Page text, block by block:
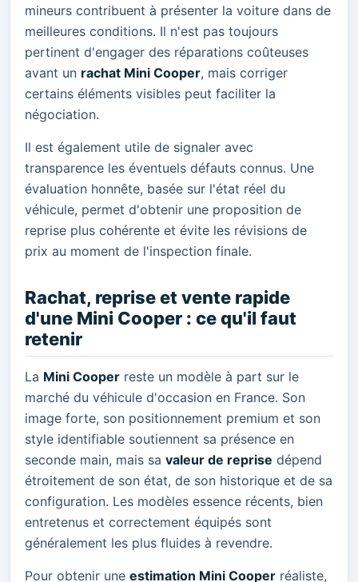
mineurs contribuent à présenter la voiture dans de
meilleures conditions. Il n'est pas toujours
pertinent d'engager des réparations coûteuses
avant un rachat Mini Cooper, mais corriger
certains éléments visibles peut faciliter la
négociation.
Il est également utile de signaler avec
transparence les éventuels défauts connus. Une
évaluation honnête, basée sur l'état réel du
véhicule, permet d'obtenir une proposition de
reprise plus cohérente et évite les révisions de
prix au moment de l'inspection finale.
Rachat, reprise et vente rapide
d'une Mini Cooper : ce qu'il faut
retenir
La Mini Cooper reste un modèle à part sur le
marché du véhicule d'occasion en France. Son
image forte, son positionnement premium et son
style identifiable soutiennent sa présence en
seconde main, mais sa valeur de reprise dépend
étroitement de son état, de son historique et de sa
configuration. Les modèles essence récents, bien
entretenus et correctement équipés sont
généralement les plus fluides à revendre.
Pour obtenir une estimation Mini Cooper réaliste,